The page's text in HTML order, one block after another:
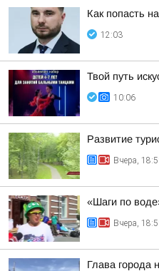
Как попасть
12:03
Твой путь
10:06
Развитие
Вчера,
«Шаги по
Вчера,
Глава города